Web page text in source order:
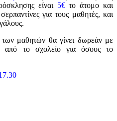
είναι 5€το άτομο και
για τους μαθητές, και
μαθητών θα γίνει δωρεάν με
από το σχολείο για όσους το